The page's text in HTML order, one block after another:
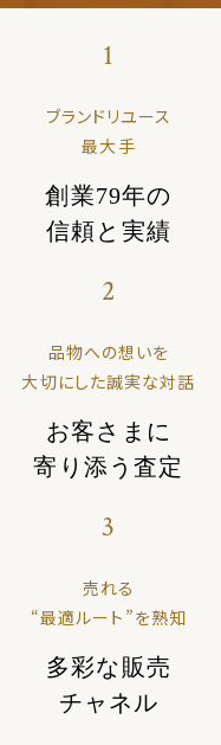
1
ブランドリユース
最大手
創業79年の
信頼と実績
2
品物への想いを
大切にした誠実な対話
お客さまに
寄り添う査定
3
売れる
“最適ルート”を熟知
多彩な販売
チャネル